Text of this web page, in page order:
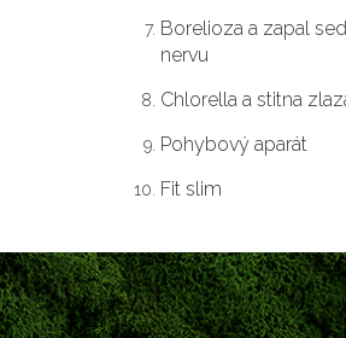
Borelioza a zapal
nervu
Chlorella a stitna
Pohybový aparát
Fit slim